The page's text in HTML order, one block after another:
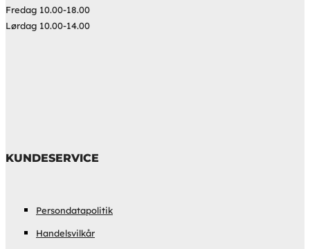
Fredag 10.00-18.00
Lørdag 10.00-14.00
KUNDESERVICE
Persondatapolitik
Handelsvilkår